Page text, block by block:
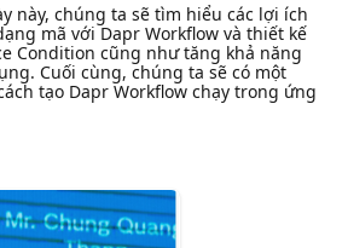
này, chúng ta sẽ tìm hiểu các lợi ích
mã với Dapr Workflow và thiết kế
Condition cũng như tăng khả năng
Cuối cùng, chúng ta sẽ có một
tạo Dapr Workflow chạy trong ứng